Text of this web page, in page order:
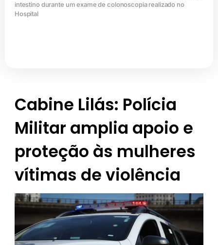
intestino durante um exame de colonoscopia realizado no
Hospital
Cabine Lilás: Polícia
Militar amplia apoio e
proteção às mulheres
vítimas de violência